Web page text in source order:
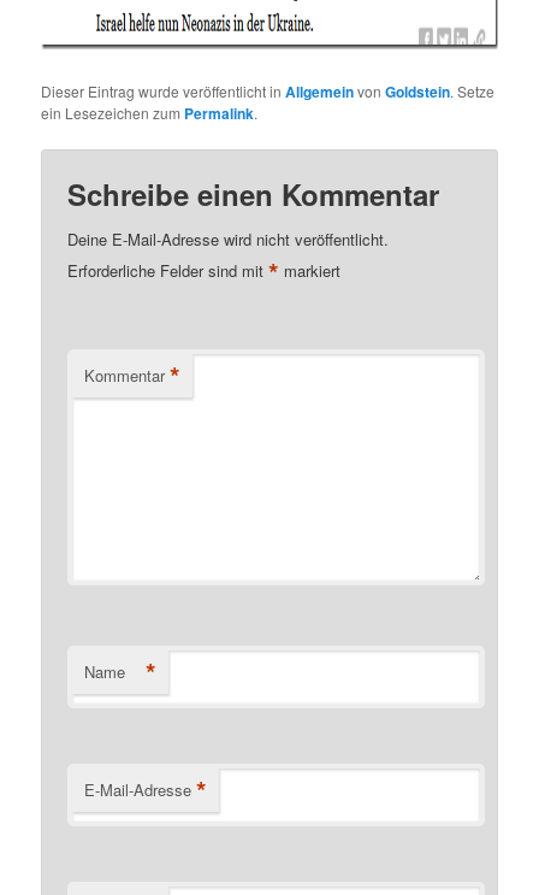
Dieser Eintrag wurde veröffentlicht inAllgemeinvonGoldstein. Setze
ein Lesezeichen zum Permalink.
Schreibe einen Kommentar
Deine E-Mail-Adresse wird nicht veröffentlicht.
Erforderliche Felder sind mit* markiert
Kommentar *
Name *
E-Mail-Adresse *